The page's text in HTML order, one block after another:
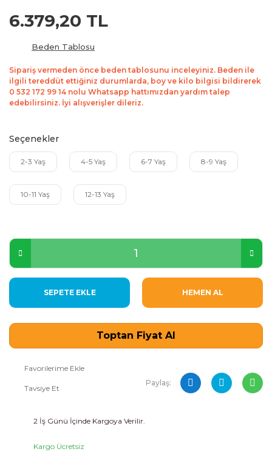
6.379,20 TL
Beden Tablosu
Sipariş vermeden önce beden tablosunu inceleyiniz. Beden ile
ilgili tereddüt ettiğiniz durumlarda, boy ve kilo bilgisi bildirerek
0 532 172 99 14 nolu Whatsapp hattımızdan yardım talep
edebilirsiniz. İyi alışverişler dileriz.
Seçenekler
2-3 Yaş 4-5 Yaş 6-7 Yaş 8-9 Yaş
10-11 Yaş 12-13 Yaş
SEPETE EKLE HEMEN AL
Toptan Fiyat Al
Tavsiye Et
Paylaş:
2 İş Günü İçinde Kargoya Verilir.
Kargo Ücretsiz